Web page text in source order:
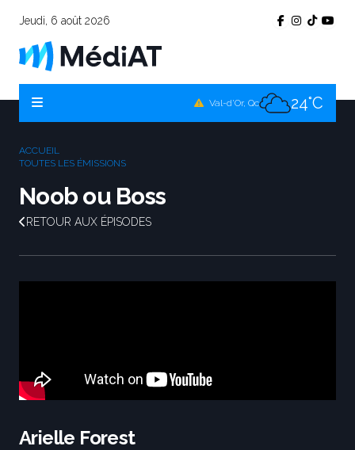
Jeudi, 6 août 2026
Val-d'Or, Qc 24°C
ACCUEIL
TOUTES LES ÉMISSIONS
Noob ou Boss
RETOUR AUX ÉPISODES
Arielle Forest